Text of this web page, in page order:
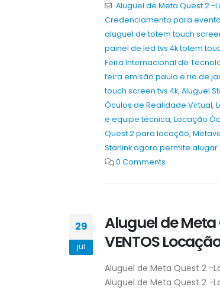
Aluguel de Meta Quest 2 -
Credenciamento para
aluguel de totem touch
painel de led tvs 4k totem
Feira Internacional de
feira em são paulo e rio de
touch screen tvs 4k, Aluguel
Óculos de Realidade Virtual,
e equipe técnica, Locação
Quest 2 para locação,
Starlink agora permite
0 Comments
29
jul
Aluguel de Meta
VENTOS
Aluguel de Meta Quest 2 -
Aluguel de Meta Quest 2 -